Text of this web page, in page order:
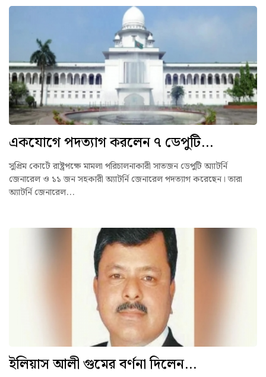
একযোগে পদত্যাগ করলেন ৭ ডেপুটি...
সুপ্রিম কোর্টে রাষ্ট্রপক্ষে মামলা পরিচালনাকারী সাতজন ডেপুটি অ্যাটর্নি
জেনারেল ও ১১ জন সহকারী অ্যাটর্নি জেনারেল পদত্যাগ করেছেন। তারা
অ্যাটর্নি জেনারেল...
ইলিয়াস আলী গুমের বর্ণনা দিলেন...